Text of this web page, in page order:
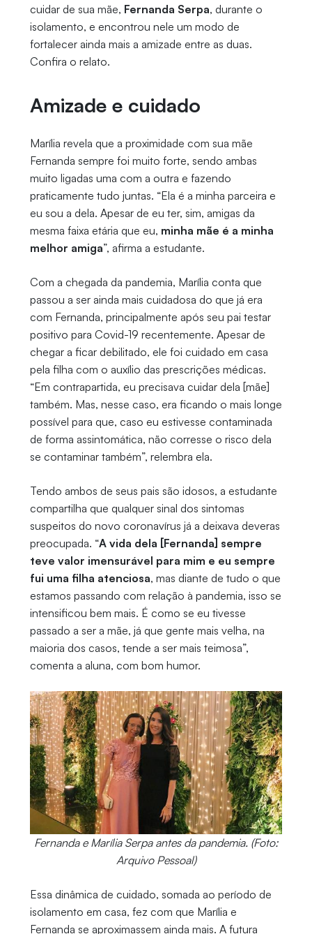
cuidar de sua mãe, Fernanda Serpa, durante o
isolamento, e encontrou nele um modo de
fortalecer ainda mais a amizade entre as duas.
Confira o relato.
Amizade e cuidado
Marília revela que a proximidade com sua mãe
Fernanda sempre foi muito forte, sendo ambas
muito ligadas uma com a outra e fazendo
praticamente tudo juntas. “Ela é a minha parceira e
eu sou a dela. Apesar de eu ter, sim, amigas da
mesma faixa etária que eu, minha mãe é a minha
melhor amiga”, afirma a estudante.
Com a chegada da pandemia, Marília conta que
passou a ser ainda mais cuidadosa do que já era
com Fernanda, principalmente após seu pai testar
positivo para Covid-19 recentemente. Apesar de
chegar a ficar debilitado, ele foi cuidado em casa
pela filha com o auxílio das prescrições médicas.
“Em contrapartida, eu precisava cuidar dela [mãe]
também. Mas, nesse caso, era ficando o mais longe
possível para que, caso eu estivesse contaminada
de forma assintomática, não corresse o risco dela
se contaminar também”, relembra ela.
Tendo ambos de seus pais são idosos, a estudante
compartilha que qualquer sinal dos sintomas
suspeitos do novo coronavírus já a deixava deveras
preocupada. “A vida dela [Fernanda] sempre
teve valor imensurável para mim e eu sempre
fui uma filha atenciosa, mas diante de tudo o que
estamos passando com relação à pandemia, isso se
intensificou bem mais. É como se eu tivesse
passado a ser a mãe, já que gente mais velha, na
maioria dos casos, tende a ser mais teimosa”,
comenta a aluna, com bom humor.
Fernanda e Marília Serpa antes da pandemia. (Foto:
Arquivo Pessoal)
Essa dinâmica de cuidado, somada ao período de
isolamento em casa, fez com que Marília e
Fernanda se aproximassem ainda mais. A futura